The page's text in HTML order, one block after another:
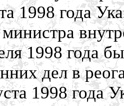
1998 года
1998 года
дел в
1998 года